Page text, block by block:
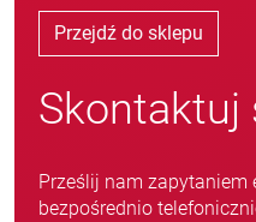
Przejdź do sklepu
Skontaktuj
Prześlij nam
bezpośrednio